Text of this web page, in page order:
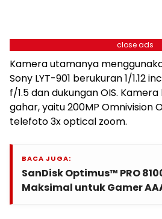
close ads
Kamera utamanya
Sony LYT-901 berukuran 1/1.12
f/1.5 dan dukungan OIS.
gahar, yaitu 200MP Omnivision
telefoto 3x optical zoom.
BACA JUGA:
SanDisk Optimus™ PRO
Maksimal untuk Gamer